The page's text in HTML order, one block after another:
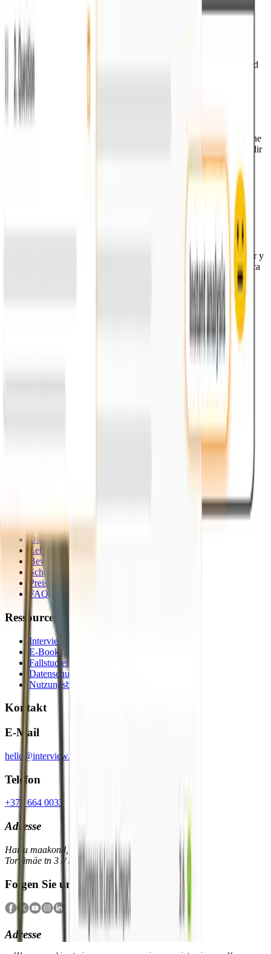
Um die besten Ergebnisse zu erzielen, behandle jede
Übungssitzung, als wäre sie die echte. Aktiviere die
Videoaufnahme, um deine Körpersprache und Präsentation zu
bewerten. Übe konsequent mit verschiedenen Interviewfragen und
verfolge deinen Fortschritt im Laufe der Zeit, um Bereiche zu
identifizieren, die verbessert werden müssen.
4. Kann ich das kostenlos nutzen?
Ja, die KI-Interview-Funktion ist Teil der kostenlosen Testversion
von interview.co. Melde dich einfach für ein Konto an, um auf eine
Reihe von Interview-Vorbereitungswerkzeugen zuzugreifen, die dir
helfen können, deine Karrierechancen zu verbessern.
Eine Mock-Interview ist ein simuliertes Interview, das dazu dient,
den Kandidaten zu helfen, sich auf echte Vorstellungsgespräche
Beantworten häufiger Interviewfragen, um die Leistung und das
Selbstvertrauen zu verbessern. Una entrevista simulada es una
entrevista ficticia diseñada para ayudar a los candidatos a practicar y
prepararse para entrevistas de trabajo reales. Generalmente, implica
responder a preguntas comunes de entrevistas para mejorar el
Dienstleistungen für Talente
Lebenslauf-Generator
Bewerbungsschreiben
Scheininterview
Preise
FAQ
Ressourcen
Interviewtipps
E-Books
Fallstudien
Datenschutzrichtlinie
Nutzungsbedingungen
Kontakt
E-Mail
hello@interview.co
Telefon
+372 664 0033
Adresse
Harju maakond, Tallinn, Kesklinna linnaosa,
Tornimäe tn 3 // 5 // 7, 10145
Folgen Sie uns
Adresse